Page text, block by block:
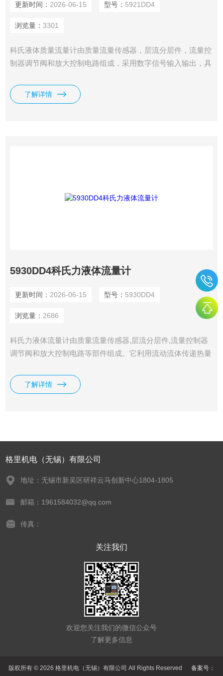
更新时间： 2026-06-15 型号： 5921DD4
浏览量： 3301
科氏液体质量流量计由质量流量传感器，层流分层件，流量控
制器调节阀和放大控制电路组成，采用数字信号输入输出，具
了解详情
5930DD4科氏力液体流量计
更新时间： 2026-06-15 型号： 5930DD4
浏览量： 2686
科氏力液体流量计由质量流量传感器,层流分层件,流量控制器
调节阀和放大控制电路等部件组成。它利用流动流体传递热量
了解详情
格里机电（无锡）有限公司
地址：无锡市新吴区研祥云马创新中心1804-1805
邮箱：1961584032@qq.com
传真：
关注我们
欢迎您关注我们的微信公众号
了解更多信息
版权所有 © 2026 格里机电（无锡）有限公司 All Rights Reserved 备案号：